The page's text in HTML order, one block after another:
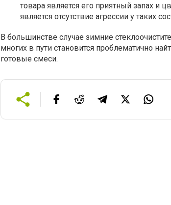
товара является его приятный запах
является отсутствие агрессии у таких
В большинстве случае зимние
многих в пути становится проблематично
готовые смеси.